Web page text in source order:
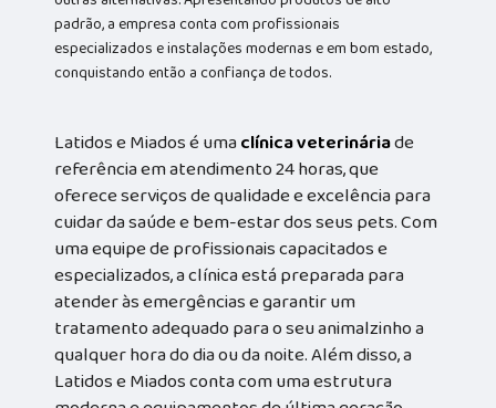
padrão, a empresa conta com profissionais
especializados e instalações modernas e em bom estado,
conquistando então a confiança de todos.
Latidos e Miados é umaclínica veterináriade
referência em atendimento 24 horas, que
oferece serviços de qualidade e excelência para
cuidar da saúde e bem-estar dos seus pets. Com
uma equipe de profissionais capacitados e
especializados, a clínica está preparada para
atender às emergências e garantir um
tratamento adequado para o seu animalzinho a
qualquer hora do dia ou da noite. Além disso, a
Latidos e Miados conta com uma estrutura